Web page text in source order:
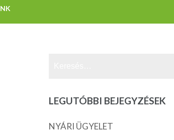
LEGUTÓBBI BEJEGYZÉSEK
NYÁRI ÜGYELET